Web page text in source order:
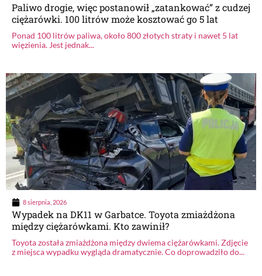
Paliwo drogie, więc postanowił „zatankować” z cudzej
ciężarówki. 100 litrów może kosztować go 5 lat
Ponad 100 litrów paliwa, około 800 złotych straty i nawet 5 lat
więzienia. Jest jednak...
8 sierpnia, 2026
Wypadek na DK11 w Garbatce. Toyota zmiażdżona
między ciężarówkami. Kto zawinił?
Toyota została zmiażdżona między dwiema ciężarówkami. Zdjęcie
z miejsca wypadku wygląda dramatycznie. Co doprowadziło do...